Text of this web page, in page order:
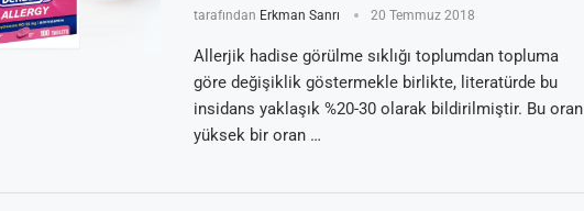
tarafından Erkman Sanrı 20 Temmuz 2018
Allerjik hadise görülme sıklığı toplumdan topluma
göre değişiklik göstermekle birlikte, literatürde bu
insidans yaklaşık %20-30 olarak bildirilmiştir. Bu oran
yüksek bir oran …